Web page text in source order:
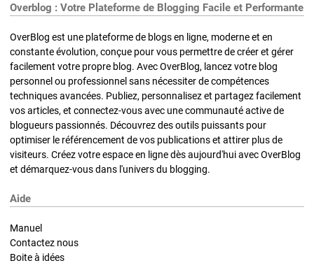
Overblog : Votre Plateforme de Blogging Facile et Performante
OverBlog est une plateforme de blogs en ligne, moderne et en
constante évolution, conçue pour vous permettre de créer et gérer
facilement votre propre blog. Avec OverBlog, lancez votre blog
personnel ou professionnel sans nécessiter de compétences
techniques avancées. Publiez, personnalisez et partagez facilement
vos articles, et connectez-vous avec une communauté active de
blogueurs passionnés. Découvrez des outils puissants pour
optimiser le référencement de vos publications et attirer plus de
visiteurs. Créez votre espace en ligne dès aujourd'hui avec OverBlog
et démarquez-vous dans l'univers du blogging.
Aide
Manuel
Contactez nous
Boite à idées